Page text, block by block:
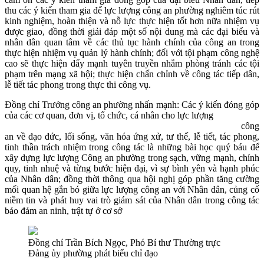
thu các ý kiến tham gia để lực lượng công an phường nghiêm túc rút
kinh nghiệm, hoàn thiện và nỗ lực thực hiện tốt hơn nữa nhiệm vụ
được giao, đồng thời giải đáp một số nội dung mà các đại biểu và
nhân dân quan tâm về các thủ tục hành chính của công an trong
thực hiện nhiệm vụ quản lý hành chính; đối với tội phạm công nghệ
cao sẽ thực hiện đẩy mạnh tuyên truyền nhắm phòng tránh các tội
phạm trên mạng xã hội; thực hiện chấn chỉnh về công tác tiếp dân,
lễ tiết tác phong trong thực thi công vụ.
Đồng chí Trưởng công an phường nhấn mạnh: Các ý kiến đóng góp
của các cơ quan, đơn vị, tổ chức, cá nhân cho lực lượng
công
an về đạo đức, lối sống, văn hóa ứng xử, tư thế, lễ tiết, tác phong,
tinh thần trách nhiệm trong công tác là những bài học quý báu để
xây dựng lực lượng Công an phường trong sạch, vững mạnh, chính
quy, tinh nhuệ và từng bước hiện đại, vì sự bình yên và hạnh phúc
của Nhân dân; đồng thời thông qua hội nghị góp phần tăng cường
mối quan hệ gắn bó giữa lực lượng công an với Nhân dân, củng cố
niềm tin và phát huy vai trò giám sát của Nhân dân trong công tác
bảo đảm an ninh, trật tự ở cơ sở
Đồng chí Trần Bích Ngọc, Phó Bí thư Thường trực
Đảng ủy phường phát biểu chỉ đạo